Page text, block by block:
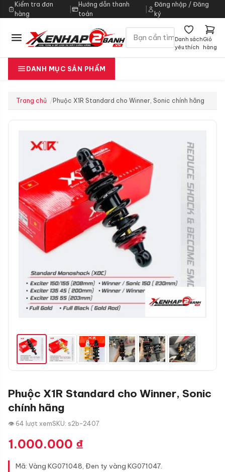
Kiểm tra đơn
hàng
|
Hướng dẫn thanh
toán
Đăng nhập / Đăng
ký
Danh sách
yêu thích
Giỏ
hàng
DANH MỤC SẢN PHẨM
Trang chủ Phuộc X1R Standard cho Winner, Sonic chính hãng
Phuộc X1R Standard cho Winner, Sonic
chính hãng
👁 64 lượt xemSKU: s2b-2407
1.000.000 ₫
Mã: Vàng KG071048, Đen ty vàng KG071047.